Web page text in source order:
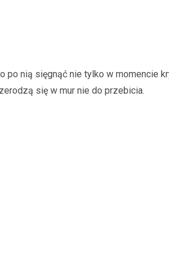
nią sięgnąć nie tylko w momencie
się w mur nie do przebicia.